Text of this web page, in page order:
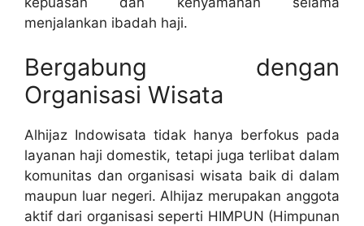
menjalankan ibadah haji.
Bergabung dengan
Organisasi Wisata
Alhijaz Indowisata tidak hanya berfokus pada
layanan haji domestik, tetapi juga terlibat dalam
komunitas dan organisasi wisata baik di dalam
maupun luar negeri. Alhijaz merupakan anggota
aktif dari organisasi seperti HIMPUN (Himpunan